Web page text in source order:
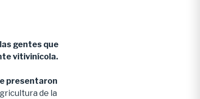
gentes que
vitivinícola.
presentaron
de la